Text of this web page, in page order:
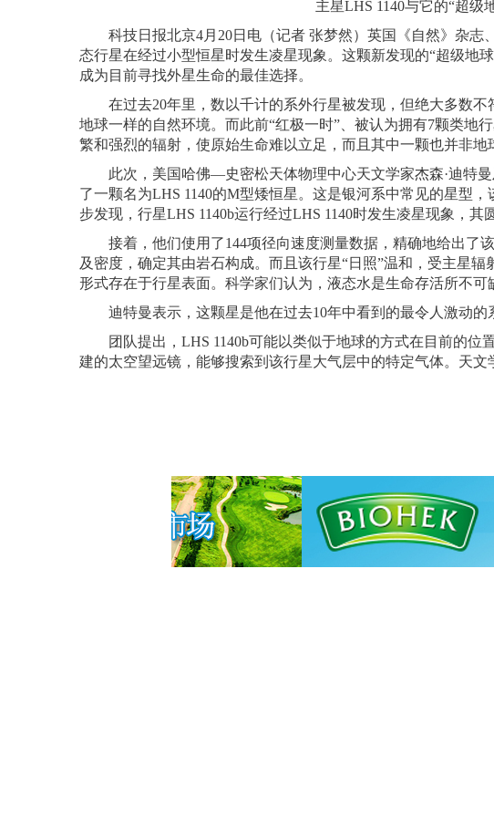
主星LHS 1140与它的“超级
科技日报北京4月20日电（记者 张梦然）英国《自然》杂志
态行星在经过小型恒星时发生凌星现象。这颗新发现的“超级地
成为目前寻找外星生命的最佳选择。
在过去20年里，数以千计的系外行星被发现，但绝大多数不
地球一样的自然环境。而此前“红极一时”、被认为拥有7颗类地
繁和强烈的辐射，使原始生命难以立足，而且其中一颗也并非地
此次，美国哈佛—史密松天体物理中心天文学家杰森·迪特曼
了一颗名为LHS 1140的M型矮恒星。这是银河系中常见的星型
步发现，行星LHS 1140b运行经过LHS 1140时发生凌星现象，其
接着，他们使用了144项径向速度测量数据，精确地给出了
及密度，确定其由岩石构成。而且该行星“日照”温和，受主星
形式存在于行星表面。科学家们认为，液态水是生命存活所不可
迪特曼表示，这颗星是他在过去10年中看到的最令人激动的
团队提出，LHS 1140b可能以类似于地球的方式在目前的位
建的太空望远镜，能够搜索到该行星大气层中的特定气体。天文